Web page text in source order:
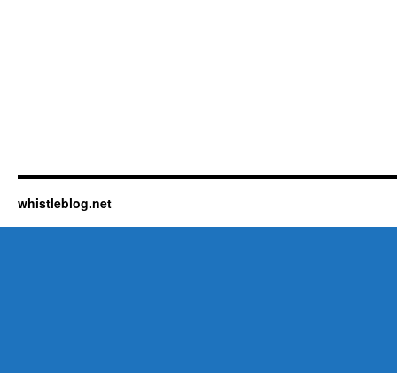
whistleblog.net